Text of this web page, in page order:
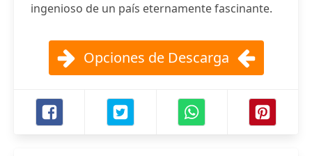
ingenioso de un país eternamente fascinante.
Opciones de Descarga